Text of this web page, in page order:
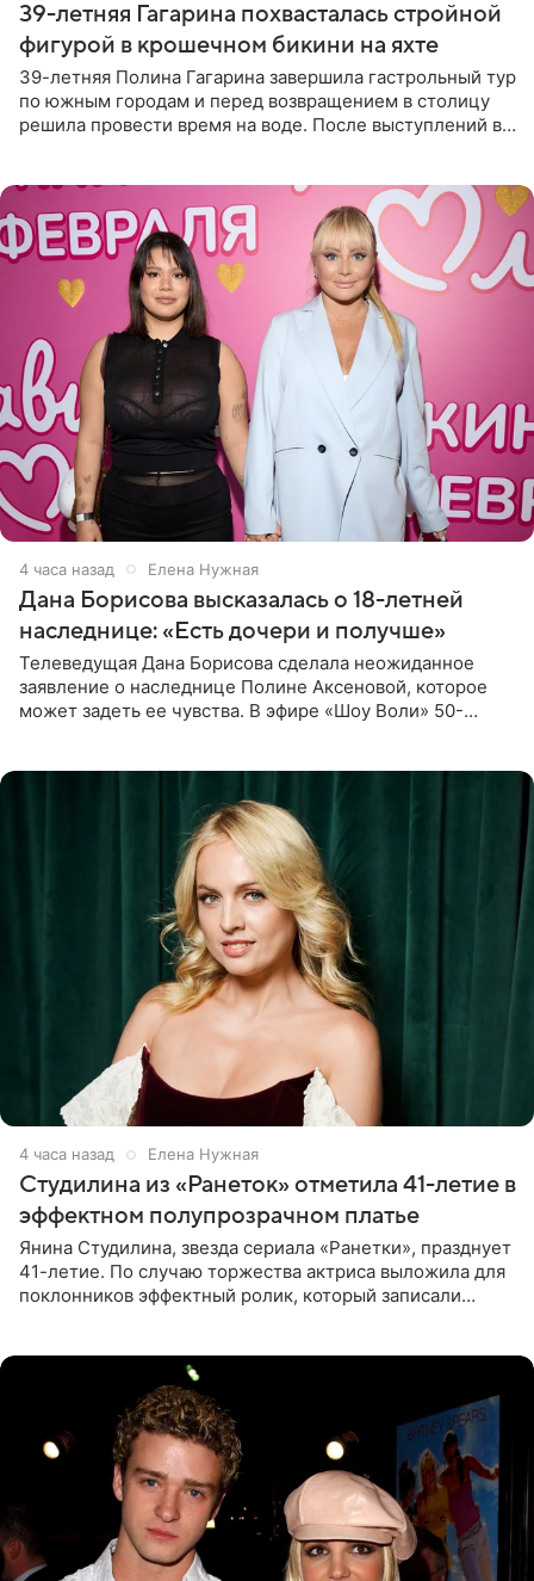
39-летняя Гагарина похвасталась стройной
фигурой в крошечном бикини на яхте
39-летняя Полина Гагарина завершила гастрольный тур
по южным городам и перед возвращением в столицу
решила провести время на воде. После выступлений в
4 часа назад Елена Нужная
Дана Борисова высказалась о 18-летней
наследнице: «Есть дочери и получше»
Телеведущая Дана Борисова сделала неожиданное
заявление о наследнице Полине Аксеновой, которое
может задеть ее чувства. В эфире «Шоу Воли» 50-
4 часа назад Елена Нужная
Студилина из «Ранеток» отметила 41-летие в
эффектном полупрозрачном платье
Янина Студилина, звезда сериала «Ранетки», празднует
41-летие. По случаю торжества актриса выложила для
поклонников эффектный ролик, который записали